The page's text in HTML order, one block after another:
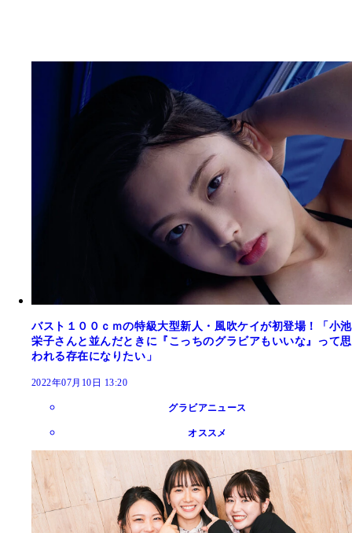
バスト１００ｃｍの特級大型新人・風吹ケイが初登場！「小池
栄子さんと並んだときに『こっちのグラビアもいいな』って思
われる存在になりたい」
2022年07月10日 13:20
グラビアニュース
オススメ